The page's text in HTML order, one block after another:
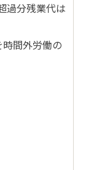
過分残業代は
間外労働の